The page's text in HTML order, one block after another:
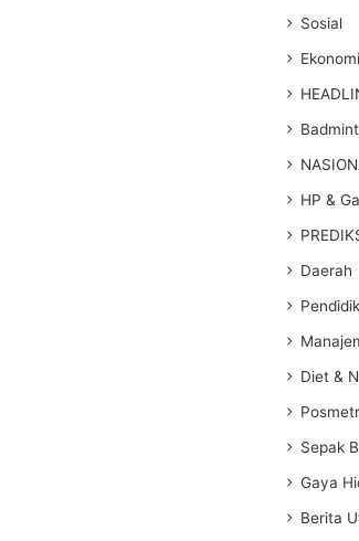
Sosial
Ekonomi
HP &
Daerah
Diet &
Sepak
Gaya
Berita